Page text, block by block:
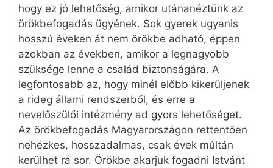
hogy ez jó lehetőség, amikor utánanéztünk az
örökbefogadás ügyének. Sok gyerek ugyanis
hosszú éveken át nem örökbe adható, éppen
azokban az években, amikor a legnagyobb
szüksége lenne a család biztonságára. A
legfontosabb az, hogy minél előbb kikerüljenek
a rideg állami rendszerből, és erre a
nevelőszülői intézmény ad gyors lehetőséget.
Az örökbefogadás Magyarországon rettentően
nehézkes, hosszadalmas, csak évek múltán
kerülhet rá sor. Örökbe akarjuk fogadni Istvánt